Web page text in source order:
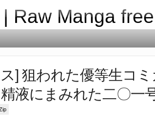
Raw Manga
] 狙われた優等生コミ
液にまみれた二〇一